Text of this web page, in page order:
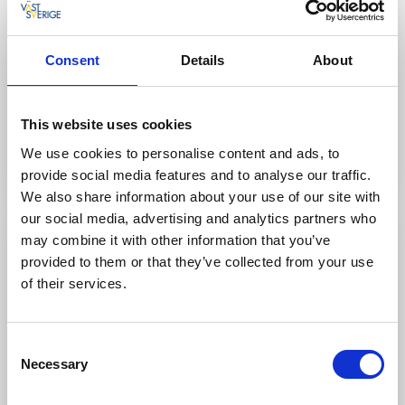
Consent Details About
This website uses cookies
We use cookies to personalise content and ads, to
provide social media features and to analyse our traffic.
We also share information about your use of our site with
our social media, advertising and analytics partners who
may combine it with other information that you’ve
provided to them or that they’ve collected from your use
of their services.
Selection
Necessary
Hytter og campingvognplasser
Perfekt beliggenhet for fiske
Vedfyrt badstue ved stranden
Til hjemmesiden